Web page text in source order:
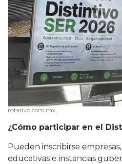
rotativo.com.mx
¿Cómo participar en el
Pueden inscribirse
educativas e instancias